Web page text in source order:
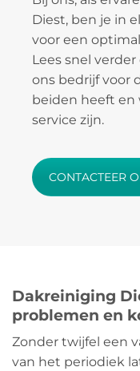
Diest, ben je in
voor een
Lees snel
ons bedrijf voor
beiden heeft en
service zijn.
CONTACTEER
Dakreiniging
problemen en
Zonder twijfel een
van het periodiek